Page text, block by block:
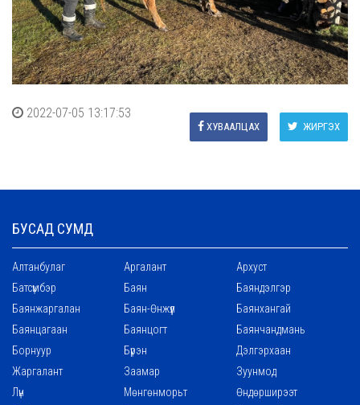
2022-07-05 13:17:53
ЖИРГЭХ
ХУВААЛЦАХ
БУСАД СУМД
Алтанбулаг Аргалант
Архуст
Батсүмбэр
Баян
Баяндэлгэр
Баянжаргалан
Баян-Өнжүүл
Баянхангай
Баянцагаан
Баянцогт
Баянчандмань
Борнуур
Бүрэн
Дэлгэрхаан
Жаргалант
Заамар
Зуунмод
Лүн
Мөнгөнморьт
Өндөрширээт